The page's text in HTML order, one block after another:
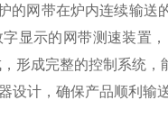
网带在炉内连续输送
显示的网带测速装置
形成完整的控制系统
设计，确保产品顺利输送